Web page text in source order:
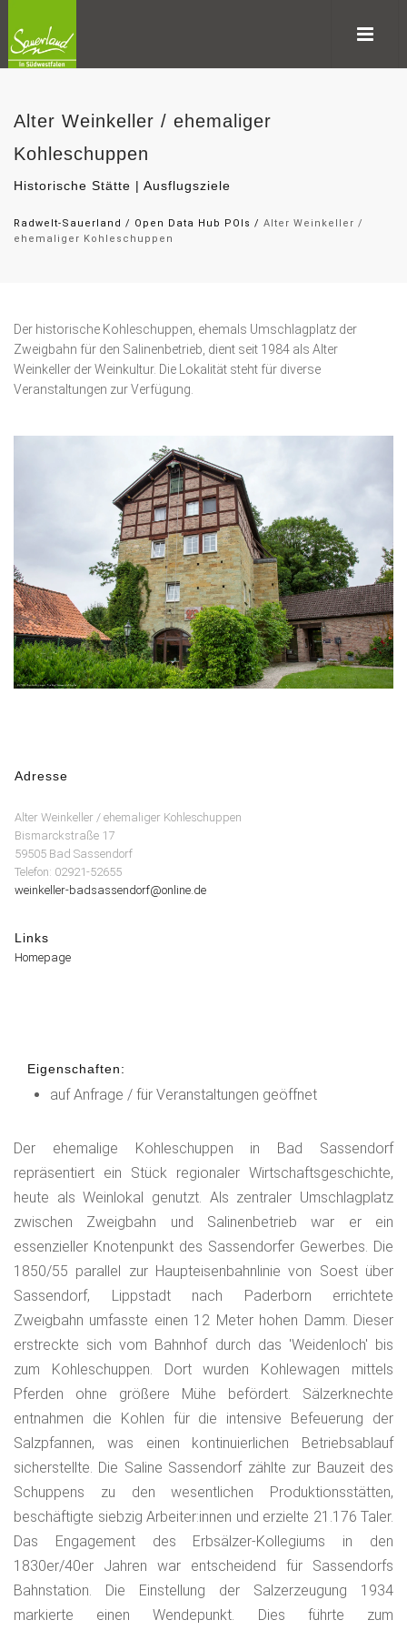
Alter Weinkeller / ehemaliger
Kohleschuppen
Historische Stätte | Ausflugsziele
Radwelt-Sauerland / Open Data Hub POIs / Alter Weinkeller /
ehemaliger Kohleschuppen
Der historische Kohleschuppen, ehemals Umschlagplatz der
Zweigbahn für den Salinenbetrieb, dient seit 1984 als Alter
Weinkeller der Weinkultur. Die Lokalität steht für diverse
Veranstaltungen zur Verfügung.
Adresse
Alter Weinkeller / ehemaliger Kohleschuppen
Bismarckstraße 17
59505 Bad Sassendorf
Telefon: 02921-52655
weinkeller-badsassendorf@online.de
Links
Homepage
Eigenschaften:
auf Anfrage / für Veranstaltungen geöffnet
Der ehemalige Kohleschuppen in Bad Sassendorf
repräsentiert ein Stück regionaler Wirtschaftsgeschichte,
heute als Weinlokal genutzt. Als zentraler Umschlagplatz
zwischen Zweigbahn und Salinenbetrieb war er ein
essenzieller Knotenpunkt des Sassendorfer Gewerbes. Die
1850/55 parallel zur Haupteisenbahnlinie von Soest über
Sassendorf, Lippstadt nach Paderborn errichtete
Zweigbahn umfasste einen 12 Meter hohen Damm. Dieser
erstreckte sich vom Bahnhof durch das 'Weidenloch' bis
zum Kohleschuppen. Dort wurden Kohlewagen mittels
Pferden ohne größere Mühe befördert. Sälzerknechte
entnahmen die Kohlen für die intensive Befeuerung der
Salzpfannen, was einen kontinuierlichen Betriebsablauf
sicherstellte. Die Saline Sassendorf zählte zur Bauzeit des
Schuppens zu den wesentlichen Produktionsstätten,
beschäftigte siebzig Arbeiter:innen und erzielte 21.176 Taler.
Das Engagement des Erbsälzer-Kollegiums in den
1830er/40er Jahren war entscheidend für Sassendorfs
Bahnstation. Die Einstellung der Salzerzeugung 1934
markierte einen Wendepunkt. Dies führte zum